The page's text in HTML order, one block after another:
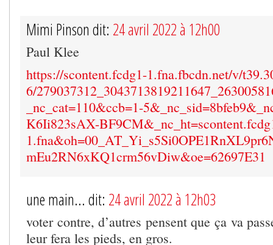
Mimi Pinson dit: 24 avril 2022 à 12h00
Paul Klee
https://scontent.fcdg1-1.fna.fbcdn.net/v/
6/
_nc_cat=110&ccb=1-
K6Ii823sAX-
mEu2RN6xKQ1crm56vDiw&oe=62697E31
une main... dit: 24 avril 2022 à 12h03
voter contre, d’autres pensent que ça va
leur fera les pieds, en gros.